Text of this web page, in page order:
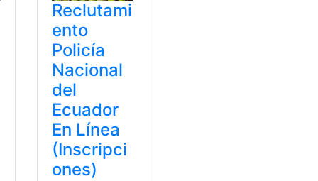
Reclutami
ento
Policía
Nacional
del
Ecuador
En Línea
(Inscripci
ones)